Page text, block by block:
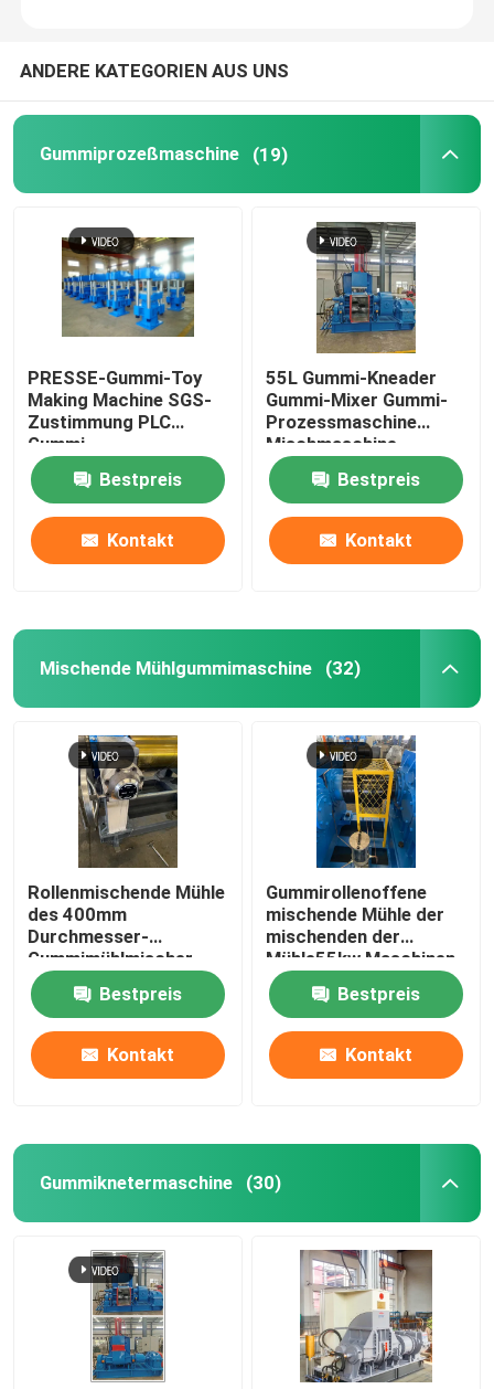
Gummikalender-Maschine
Zwei-Schrauben-Extruder
Kreisförmiges automatisches Kleinmaterial-
Automatisches Kleinmaterial-Wiegesystem
ANDERE KATEGORIEN AUS UNS
Gummiprozeßmaschine (19)
PRESSE-Gummi-Toy
Making Machine SGS-
Zustimmung PLC
Gummi-
Vulkanisierungs
Bestpreis
Kontakt
55L Gummi-Kneader
Gummi-Mixer Gummi-
Prozessmaschine
Mischmaschine
Bestpreis
Kontakt
Mischende Mühlgummimaschine (32)
Rollenmischende Mühle
des 400mm
Durchmesser-
Gummimühlmischer-
37Kw zwei
Bestpreis
Kontakt
Gummirollenoffene
mischende Mühle der
mischenden der
Mühle55kw Maschinen-
XK450 zwei
Bestpreis
Kontakt
Gummiknetermaschine (30)